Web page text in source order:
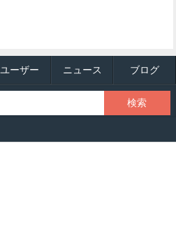
ユーザー ニュース ブログ